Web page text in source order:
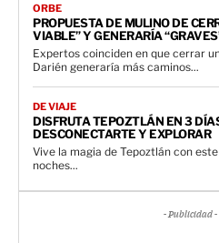
ORBE
PROPUESTA DE MULINO DE
VIABLE” Y GENERARÍA
Expertos coinciden en que cerrar
Darién generaría más caminos...
DE VIAJE
DISFRUTA TEPOZTLÁN EN 3
DESCONECTARTE Y EXPLORAR
Vive la magia de Tepoztlán con
noches...
- Publicidad -